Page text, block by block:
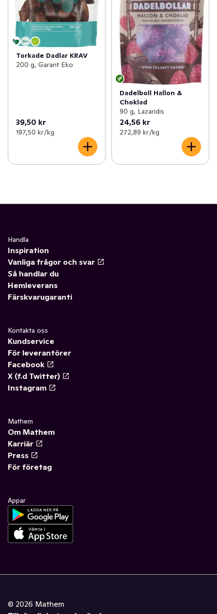
Torkade Dadlar KRAV
200 g, Garant Eko
39,50 kr
197,50 kr /kg
Dadelboll Hallon &
Choklad
90 g, Lazaridis
24,56 kr
272,89 kr /kg
Handla
Inspiration
Vanliga frågor och svar
Så handlar du
Hemleverans
Färskvarugaranti
Kontakta oss
Kundservice
För leverantörer
Facebook
X (f.d Twitter)
Instagram
Mathem
Om Mathem
Karriär
Press
För företag
Appar
© 2026 Mathem